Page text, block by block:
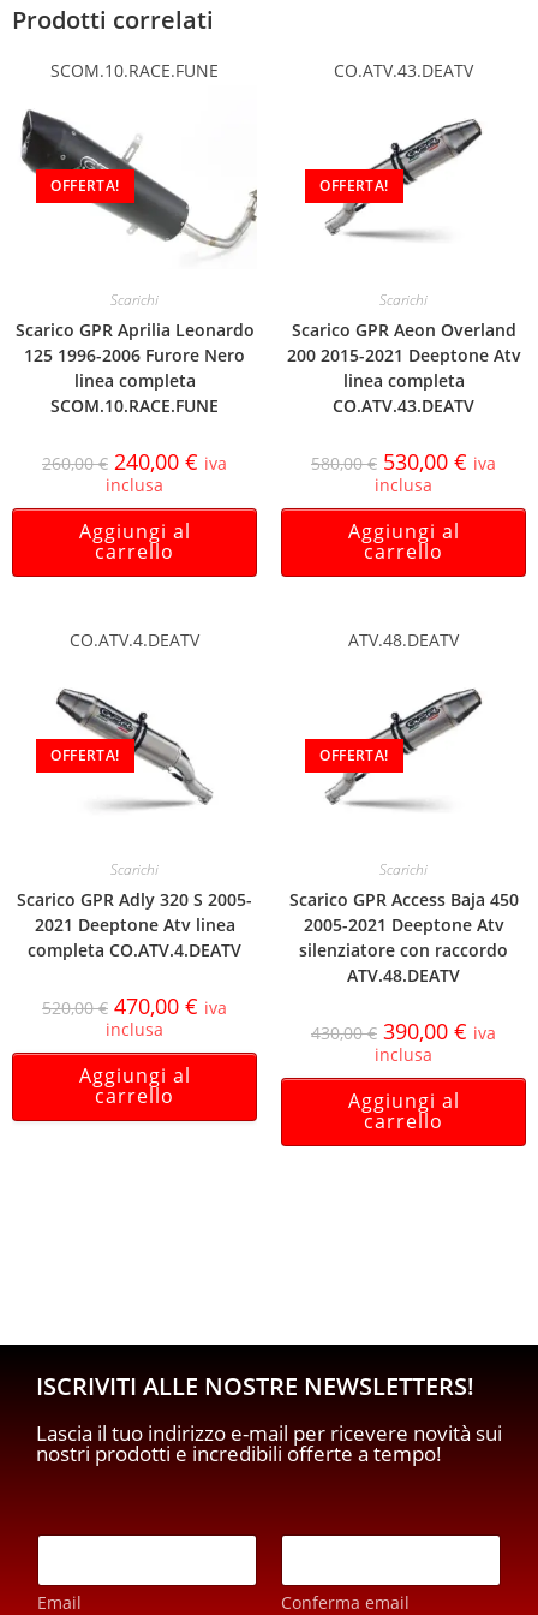
Prodotti correlati
SCOM.10.RACE.FUNE
OFFERTA!
Scarichi
Scarico GPR Aprilia Leonardo
125 1996-2006 Furore Nero
linea completa
SCOM.10.RACE.FUNE
260,00€ 240,00 € iva
inclusa
Aggiungi al
carrello
CO.ATV.43.DEATV
OFFERTA!
Scarichi
Scarico GPR Aeon Overland
200 2015-2021 Deeptone Atv
linea completa
CO.ATV.43.DEATV
580,00€ 530,00 € iva
inclusa
Aggiungi al
carrello
CO.ATV.4.DEATV
OFFERTA!
Scarichi
Scarico GPR Adly 320 S 2005-
2021 Deeptone Atv linea
completa CO.ATV.4.DEATV
520,00€ 470,00 € iva
inclusa
Aggiungi al
carrello
ATV.48.DEATV
OFFERTA!
Scarichi
Scarico GPR Access Baja 450
2005-2021 Deeptone Atv
silenziatore con raccordo
ATV.48.DEATV
430,00€ 390,00 € iva
inclusa
Aggiungi al
carrello
ISCRIVITI ALLE NOSTRE NEWSLETTERS!
Lascia il tuo indirizzo e-mail per ricevere novità sui
nostri prodotti e incredibili offerte a tempo!
v
E
a
Email Conferma email